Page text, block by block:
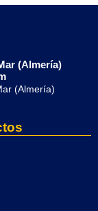
(Almería)
(Almería)